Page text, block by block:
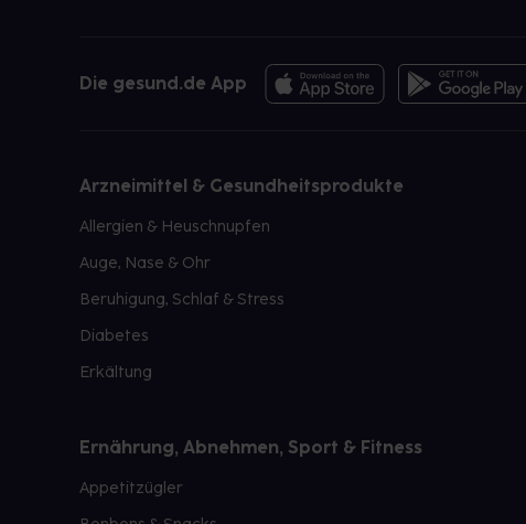
Die gesund.de App
Arzneimittel & Gesundheitsprodukte
Allergien & Heuschnupfen
Auge, Nase & Ohr
Beruhigung, Schlaf & Stress
Diabetes
Erkältung
Ernährung, Abnehmen, Sport & Fitness
Appetitzügler